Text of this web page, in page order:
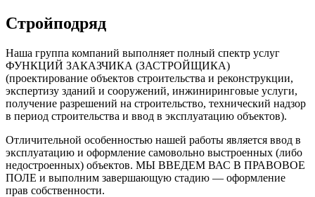
Стройподряд
Наша группа компаний выполняет полный спектр услуг
ФУНКЦИЙ ЗАКАЗЧИКА (ЗАСТРОЙЩИКА)
(проектирование объектов строительства и реконструкции,
экспертизу зданий и сооружений, инжиниринговые услуги,
получение разрешений на строительство, технический надзор
в период строительства и ввод в эксплуатацию объектов).
Отличительной особенностью нашей работы является ввод в
эксплуатацию и оформление самовольно выстроенных (либо
недостроенных) объектов. МЫ ВВЕДЕМ ВАС В ПРАВОВОЕ
ПОЛЕ и выполним завершающую стадию — оформление
прав собственности.